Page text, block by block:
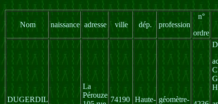
Nom naissance adresse ville dép. profession
n°
ordre
DUGERDIL
La
Pérouze
74190 Haute- géomètre-